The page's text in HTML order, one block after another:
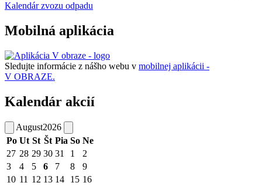
Kalendár zvozu odpadu
Mobilná aplikácia
Sledujte informácie z nášho webu v mobilnej aplikácii -
V OBRAZE.
Kalendár akcií
August2026
Po Ut St Št Pia So Ne
27 28 29 30 31 1
2
3
4 5 6 7 8
9
10 11 12 13 14 15 16